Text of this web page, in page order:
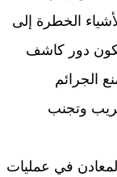
الخطرة إلى
دور كاشف
الجرائم
وتجنب
في عمليات